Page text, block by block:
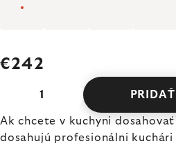
€242
Ak chcete v kuchyni
dosahujú profesionálni kuchári